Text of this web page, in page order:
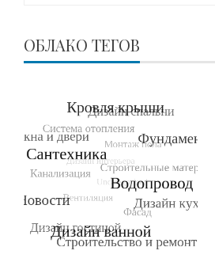
ОБЛАКО ТЕГОВ